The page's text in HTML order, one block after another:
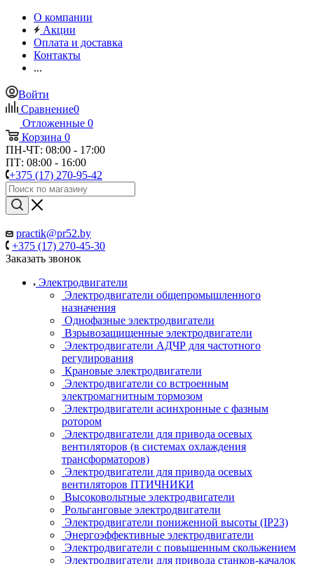
О компании
Акции
Оплата и доставка
Контакты
...
Войти
Сравнение0
Отложенные 0
Корзина 0
ПН-ЧТ: 08:00 - 17:00
ПТ: 08:00 - 16:00
+375 (17) 270-95-42
practik@pr52.by
+375 (17) 270-45-30
Заказать звонок
Электродвигатели
Электродвигатели общепромышленного
назначения
Однофазные электродвигатели
Взрывозащищенные электродвигатели
Электродвигатели АДЧР для частотного
регулирования
Крановые электродвигатели
Электродвигатели со встроенным
электромагнитным тормозом
Электродвигатели асинхронные с фазным
ротором
Электродвигатели для привода осевых
вентиляторов (в системах охлаждения
трансформаторов)
Электродвигатели для привода осевых
вентиляторов ПТИЧНИКИ
Высоковольтные электродвигатели
Рольганговые электродвигатели
Электродвигатели пониженной высоты (IP23)
Энергоэффективные электродвигатели
Электродвигатели с повышенным скольжением
Электродвигатели для привода станков-качалок